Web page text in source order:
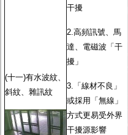
(十一)有水波紋、
斜紋、雜訊紋
干擾
2.高頻訊號、馬
達、電磁波「干
擾」
3.「線材不良」
或採用「無線」
方式更易受外界
干擾源影響